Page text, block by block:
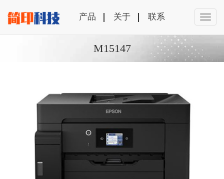
产品 关于 联系
M15147